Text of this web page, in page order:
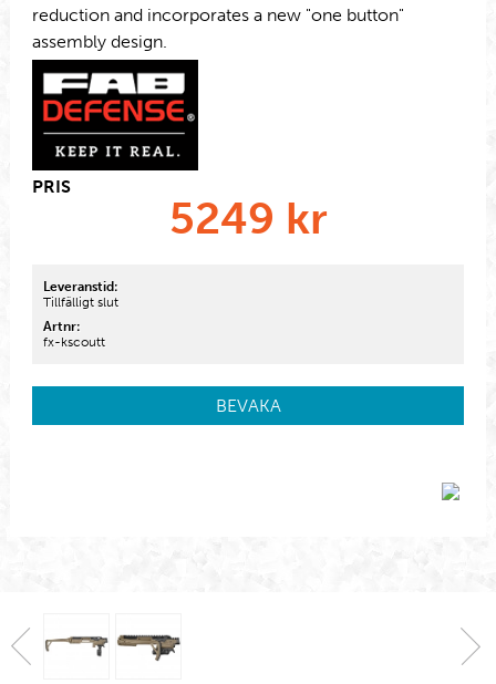
reduction and incorporates a new "one button"
assembly design.
PRIS
5249 kr
Leveranstid:
Tillfälligt slut
Artnr:
fx-kscoutt
BEVAKA